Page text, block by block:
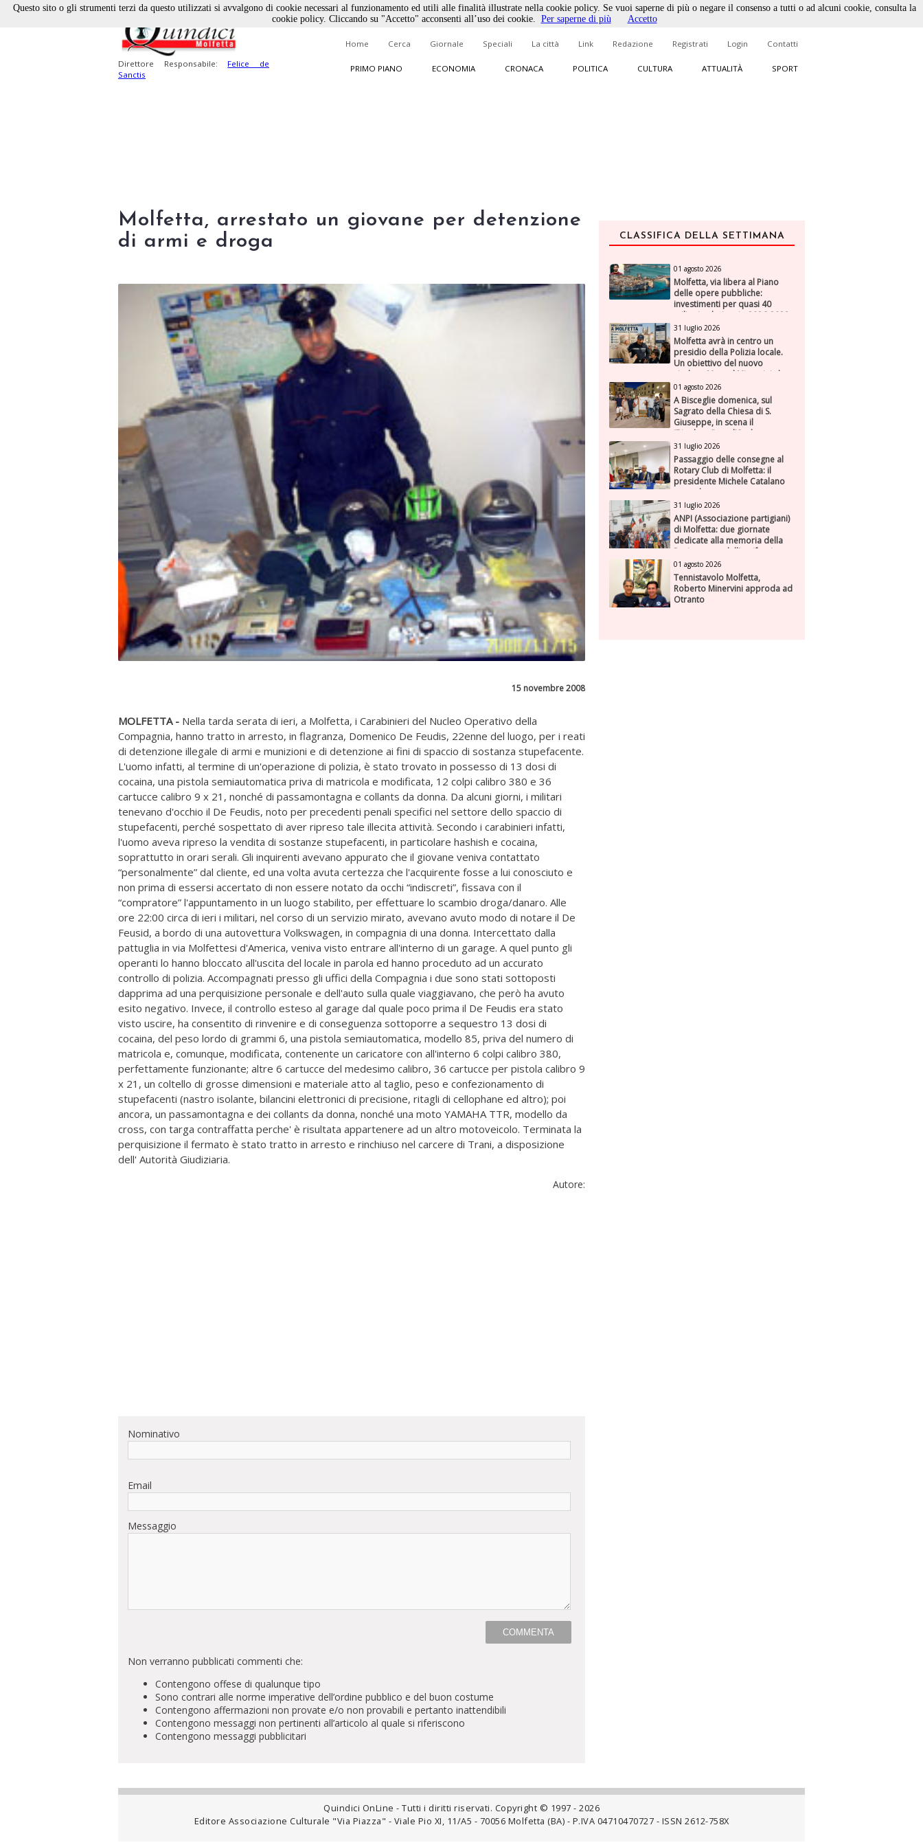
Direttore Responsabile: Felice de
Sanctis
Home Cerca Giornale Speciali La città Link Redazione Registrati Login Contatti
PRIMO PIANO ECONOMIA CRONACA POLITICA CULTURA ATTUALITÀ SPORT
Molfetta, arrestato un giovane per detenzione
di armi e droga
15 novembre 2008
MOLFETTA - Nella tarda serata di ieri, a Molfetta, i Carabinieri del Nucleo Operativo della
Compagnia, hanno tratto in arresto, in flagranza, Domenico De Feudis, 22enne del luogo, per i reati
di detenzione illegale di armi e munizioni e di detenzione ai fini di spaccio di sostanza stupefacente.
L'uomo infatti, al termine di un'operazione di polizia, è stato trovato in possesso di 13 dosi di
cocaina, una pistola semiautomatica priva di matricola e modificata, 12 colpi calibro 380 e 36
cartucce calibro 9 x 21, nonché di passamontagna e collants da donna. Da alcuni giorni, i militari
tenevano d'occhio il De Feudis, noto per precedenti penali specifici nel settore dello spaccio di
stupefacenti, perché sospettato di aver ripreso tale illecita attività. Secondo i carabinieri infatti,
l'uomo aveva ripreso la vendita di sostanze stupefacenti, in particolare hashish e cocaina,
soprattutto in orari serali. Gli inquirenti avevano appurato che il giovane veniva contattato
“personalmente” dal cliente, ed una volta avuta certezza che l'acquirente fosse a lui conosciuto e
non prima di essersi accertato di non essere notato da occhi “indiscreti”, fissava con il
“compratore” l'appuntamento in un luogo stabilito, per effettuare lo scambio droga/danaro. Alle
ore 22:00 circa di ieri i militari, nel corso di un servizio mirato, avevano avuto modo di notare il De
Feusid, a bordo di una autovettura Volkswagen, in compagnia di una donna. Intercettato dalla
pattuglia in via Molfettesi d'America, veniva visto entrare all'interno di un garage. A quel punto gli
operanti lo hanno bloccato all'uscita del locale in parola ed hanno proceduto ad un accurato
controllo di polizia. Accompagnati presso gli uffici della Compagnia i due sono stati sottoposti
dapprima ad una perquisizione personale e dell'auto sulla quale viaggiavano, che però ha avuto
esito negativo. Invece, il controllo esteso al garage dal quale poco prima il De Feudis era stato
visto uscire, ha consentito di rinvenire e di conseguenza sottoporre a sequestro 13 dosi di
cocaina, del peso lordo di grammi 6, una pistola semiautomatica, modello 85, priva del numero di
matricola e, comunque, modificata, contenente un caricatore con all'interno 6 colpi calibro 380,
perfettamente funzionante; altre 6 cartucce del medesimo calibro, 36 cartucce per pistola calibro 9
x 21, un coltello di grosse dimensioni e materiale atto al taglio, peso e confezionamento di
stupefacenti (nastro isolante, bilancini elettronici di precisione, ritagli di cellophane ed altro); poi
ancora, un passamontagna e dei collants da donna, nonché una moto YAMAHA TTR, modello da
cross, con targa contraffatta perche' è risultata appartenere ad un altro motoveicolo. Terminata la
perquisizione il fermato è stato tratto in arresto e rinchiuso nel carcere di Trani, a disposizione
dell' Autorità Giudiziaria.
Autore:
Nominativo
Email
Messaggio
Non verranno pubblicati commenti che:
Contengono offese di qualunque tipo
Sono contrari alle norme imperative dell’ordine pubblico e del buon costume
Contengono affermazioni non provate e/o non provabili e pertanto inattendibili
Contengono messaggi non pertinenti all’articolo al quale si riferiscono
Contengono messaggi pubblicitari
CLASSIFICA DELLA SETTIMANA
01 agosto 2026
Molfetta, via libera al Piano
delle opere pubbliche:
investimenti per quasi 40
milioni nel triennio 2026-2028
31 luglio 2026
Molfetta avrà in centro un
presidio della Polizia locale.
Un obiettivo del nuovo
sindaco Manuel Minervini che
diviene realtà, con la speranza
di maggiore efficienza e
presenza sul territorio
01 agosto 2026
A Bisceglie domenica, sul
Sagrato della Chiesa di S.
Giuseppe, in scena il
“Rigoletto” con l’Orchestra
Sinfonica Federiciana
31 luglio 2026
Passaggio delle consegne al
Rotary Club di Molfetta: il
presidente Michele Catalano
succede a se stesso
31 luglio 2026
ANPI (Associazione partigiani)
di Molfetta: due giornate
dedicate alla memoria della
Resistenza e dell'antifascismo
01 agosto 2026
Tennistavolo Molfetta,
Roberto Minervini approda ad
Otranto
Quindici OnLine - Tutti i diritti riservati. Copyright © 1997 - 2026
Editore Associazione Culturale "Via Piazza" - Viale Pio XI, 11/A5 - 70056 Molfetta (BA) - P.IVA 04710470727 - ISSN 2612-758X
Questo sito o gli strumenti terzi da questo utilizzati si avvalgono di cookie necessari al funzionamento ed utili alle finalità illustrate nella cookie policy. Se vuoi saperne di più o negare il consenso a tutti o ad alcuni cookie, consulta la
cookie policy. Cliccando su "Accetto" acconsenti all’uso dei cookie. Per saperne di più Accetto